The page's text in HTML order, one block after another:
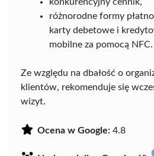
różnorodne formy
karty debetowe i
mobilne za pomocą NFC.
Ze względu na dbałość o
klientów, rekomenduje się
wizyt.
Ocena w Google: 4.8